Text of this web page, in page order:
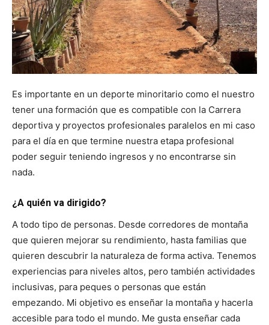
Es importante en un deporte minoritario como el nuestro
tener una formación que es compatible con la Carrera
deportiva y proyectos profesionales paralelos en mi caso
para el día en que termine nuestra etapa profesional
poder seguir teniendo ingresos y no encontrarse sin
nada.
¿A quién va dirigido?
A todo tipo de personas. Desde corredores de montaña
que quieren mejorar su rendimiento, hasta familias que
quieren descubrir la naturaleza de forma activa. Tenemos
experiencias para niveles altos, pero también actividades
inclusivas, para peques o personas que están
empezando. Mi objetivo es enseñar la montaña y hacerla
accesible para todo el mundo. Me gusta enseñar cada